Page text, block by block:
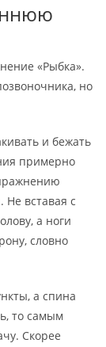
«Рыбка».
но
и бежать
примерно
Не вставая с
а ноги
словно
а спина
то самым
Скорее